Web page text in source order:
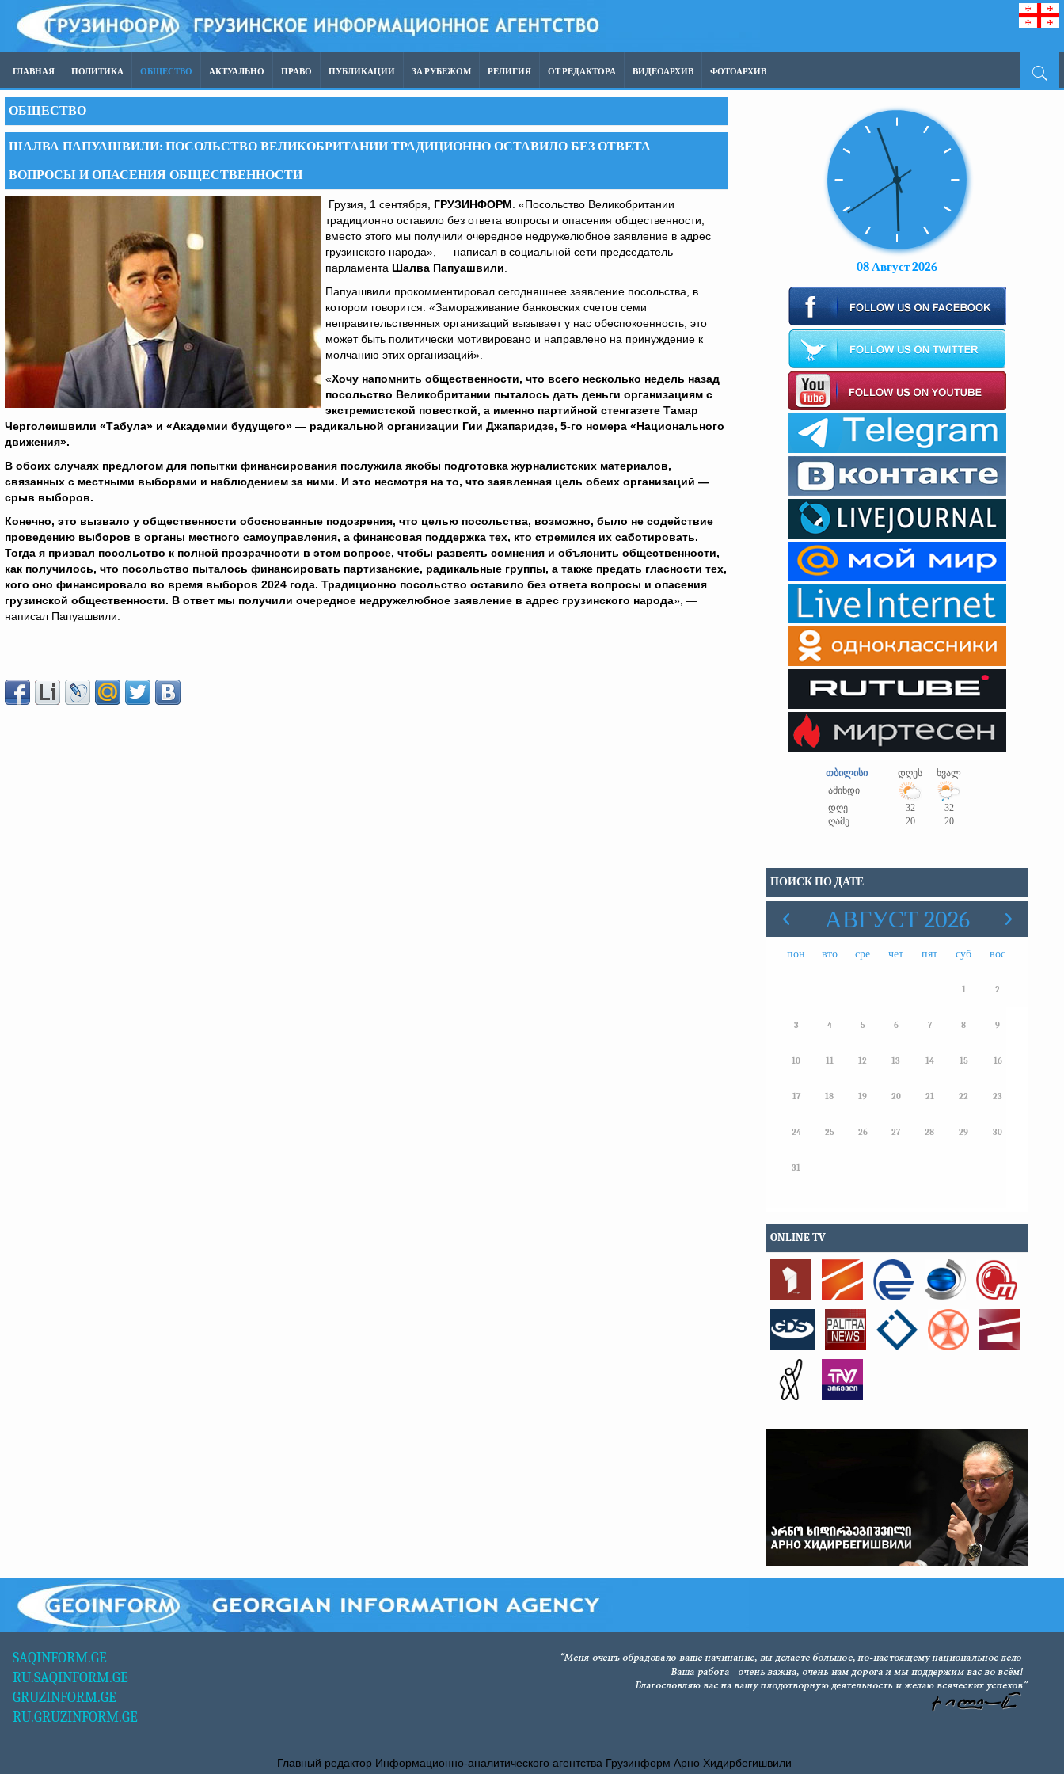
ГЛАВНАЯ ПОЛИТИКА ОБЩЕСТВО АКТУАЛЬНО ПРАВО ПУБЛИКАЦИИ ЗА РУБЕЖОМ РЕЛИГИЯ ОТ РЕДАКТОРА ВИДЕОАРХИВ ФОТОАРХИВ
ОБЩЕСТВО
ШАЛВА ПАПУАШВИЛИ: ПОСОЛЬСТВО ВЕЛИКОБРИТАНИИ ТРАДИЦИОННО ОСТАВИЛО БЕЗ ОТВЕТА
ВОПРОСЫ И ОПАСЕНИЯ ОБЩЕСТВЕННОСТИ
Грузия, 1 сентября, ГРУЗИНФОРМ . «Посольство Великобритании
традиционно оставило без ответа вопросы и опасения общественности,
вместо этого мы получили очередное недружелюбное заявление в адрес
грузинского народа», — написал в социальной сети председатель
парламента Шалва Папуашвили
Папуашвили прокомментировал сегодняшнее заявление посольства, в
котором говорится: «Замораживание банковских счетов семи
неправительственных организаций вызывает у нас обеспокоенность, это
может быть политически мотивировано и направлено на принуждение к
молчанию этих организаций».
«Хочу напомнить общественности, что всего несколько недель назад
посольство Великобритании пыталось дать деньги организациям с
экстремистской повесткой, а именно партийной стенгазете Тамар
Черголеишвили «Табула» и «Академии будущего» — радикальной организации Гии Джапаридзе, 5-го номера «Национального
движения».
В обоих случаях предлогом для попытки финансирования послужила якобы подготовка журналистских материалов,
связанных с местными выборами и наблюдением за ними. И это несмотря на то, что заявленная цель обеих организаций —
срыв выборов.
Конечно, это вызвало у общественности обоснованные подозрения, что целью посольства, возможно, было не содействие
проведению выборов в органы местного самоуправления, а финансовая поддержка тех, кто стремился их саботировать.
Тогда я призвал посольство к полной прозрачности в этом вопросе, чтобы развеять сомнения и объяснить общественности,
как получилось, что посольство пыталось финансировать партизанские, радикальные группы, а также предать гласности тех,
кого оно финансировало во время выборов 2024 года. Традиционно посольство оставило без ответа вопросы и опасения
грузинской общественности. В ответ мы получили очередное недружелюбное заявление в адрес грузинского народа», —
написал Папуашвили.
08 Август 2026
თბილისი დღეს
ხვალ
ამინდი
დღე
32
32
ღამე
20 20
ПОИСК ПО ДАТЕ
АВГУСТ 2026
пон вто сре чет пят суб вос
1 2
3 4 5 6 7 8 9
10 11 12 13 14 15 16
17 18 19 20 21 22 23
24 25 26 27 28 29 30
31
ONLINE TV
SAQINFORM.GE
RU.SAQINFORM.GE
GRUZINFORM.GE
RU.GRUZINFORM.GE
Главный редактор Информационно-аналитического агентства Грузинформ Арно Хидирбегишвили